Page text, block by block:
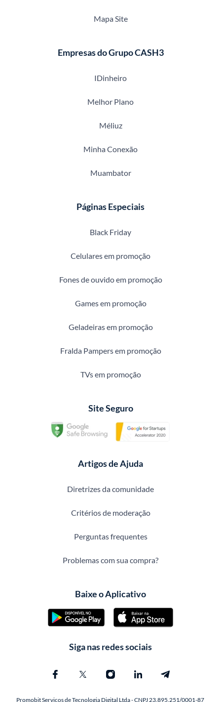
Mapa Site
Empresas do Grupo CASH3
IDinheiro
Melhor Plano
Méliuz
Minha Conexão
Muambator
Páginas Especiais
Black Friday
Celulares em promoção
Fones de ouvido em promoção
Games em promoção
Geladeiras em promoção
Fralda Pampers em promoção
TVs em promoção
Site Seguro
Artigos de Ajuda
Diretrizes da comunidade
Critérios de moderação
Perguntas frequentes
Problemas com sua compra?
Baixe o Aplicativo
Siga nas redes sociais
Promobit Servicos de Tecnologia Digital Ltda - CNPJ 23.895.251/0001-87